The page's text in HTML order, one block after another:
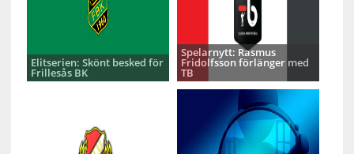
Elitserien: Skönt besked för
Frillesås BK
Spelarnytt: Rasmus
Fridolfsson förlänger med
TB